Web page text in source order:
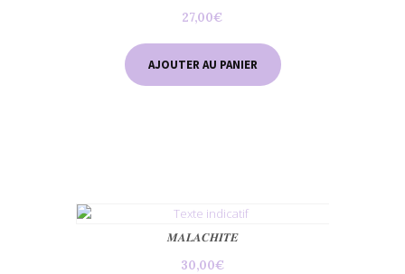
27,00€
AJOUTER AU PANIER
𝑴𝑨𝑳𝑨𝑪𝑯𝑰𝑻𝑬
30,00€